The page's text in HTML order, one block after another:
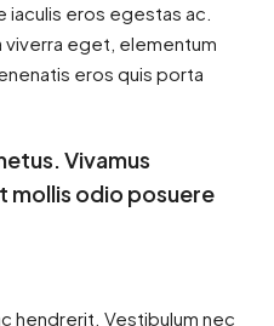
eros egestas ac.
viverra eget, elementum
eros quis porta
Vivamus
mollis odio posuere
hendrerit. Vestibulum nec